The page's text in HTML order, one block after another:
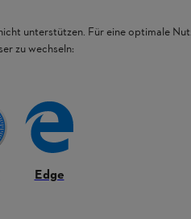
unterstützen. Für eine optimale
zu wechseln:
Edge